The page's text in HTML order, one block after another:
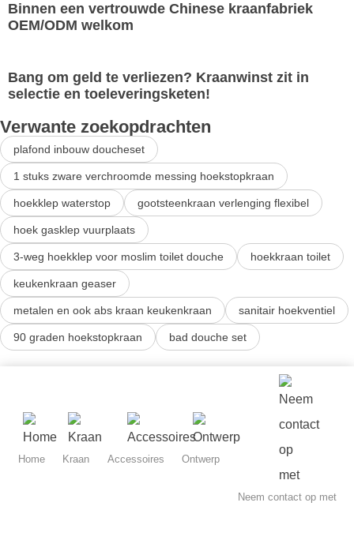
Binnen een vertrouwde Chinese kraanfabriek
OEM/ODM welkom
Bang om geld te verliezen? Kraanwinst zit in
selectie en toeleveringsketen!
Verwante zoekopdrachten
plafond inbouw doucheset
1 stuks zware verchroomde messing hoekstopkraan
hoekklep waterstop gootsteenkraan verlenging flexibel
hoek gasklep vuurplaats
3-weg hoekklep voor moslim toilet douche hoekkraan toilet
keukenkraan geaser
metalen en ook abs kraan keukenkraan sanitair hoekventiel
90 graden hoekstopkraan bad douche set
Home Kraan Accessoires Ontwerp
Neem contact op met